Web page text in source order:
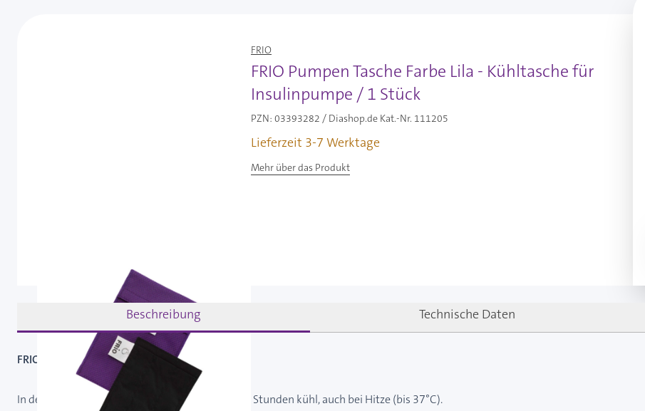
FRIO
FRIO Pumpen Tasche Farbe Lila - Kühltasche für
Insulinpumpe / 1 Stück
PZN: 03393282 / Diashop.de Kat.-Nr. 111205
Lieferzeit 3-7 Werktage
Mehr über das Produkt
Beschreibung Technische Daten
FRIO Pumpen Tasche in der Farbe Lila
In der FRIO Tasche bleibt alles für mindestens 45 Stunden kühl, auch bei Hitze (bis 37°C).